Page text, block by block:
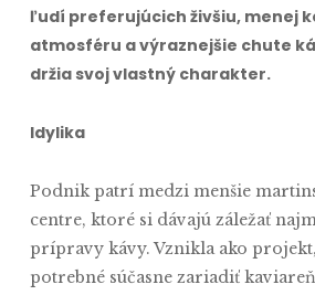
ľudí preferujúcich živšiu, menej
atmosféru a výraznejšie chute
držia svoj vlastný charakter.
Idylika
Podnik patrí medzi menšie
centre, ktoré si dávajú záležať
prípravy kávy. Vznikla ako
potrebné súčasne zariadiť